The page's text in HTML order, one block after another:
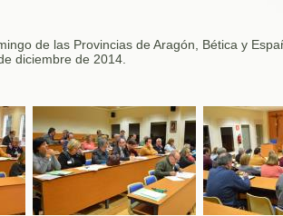
de las Provincias de Aragón, Bética y
diciembre de 2014.